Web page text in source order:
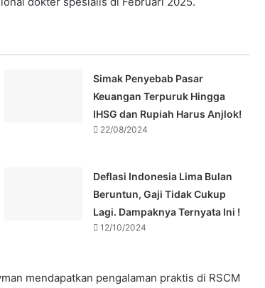
Simak Penyebab Pasar
Keuangan Terpuruk Hingga
IHSG dan Rupiah Harus Anjlok!
22/08/2024
Deflasi Indonesia Lima Bulan
Beruntun, Gaji Tidak Cukup
Lagi. Dampaknya Ternyata Ini !
12/10/2024
mendapatkan pengalaman praktis di RSCM